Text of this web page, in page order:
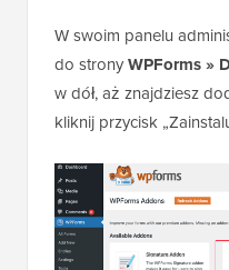
W swoim panelu
do stronyWPForms »
w dół, aż znajdziesz
kliknij przycisk